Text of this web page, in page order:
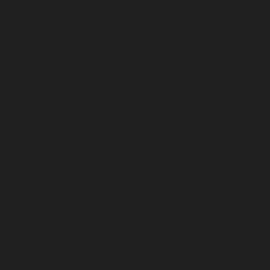
predrasudama s kojima se susreće